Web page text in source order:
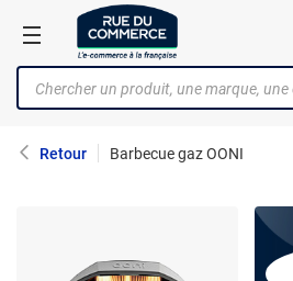
Retour Barbecue gaz OONI